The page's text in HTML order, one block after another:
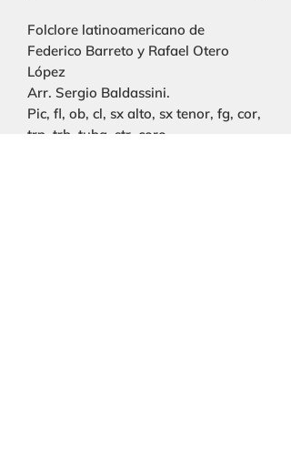
Folclore latinoamericano de
Federico Barreto y Rafael Otero
López
Arr. Sergio Baldassini.
Pic, fl, ob, cl, sx alto, sx tenor, fg, cor,
trp, trb, tuba, str, coro.